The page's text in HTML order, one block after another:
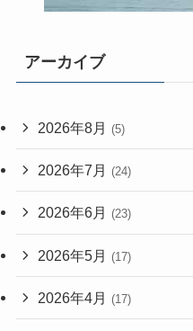
アーカイブ
2026年8月 (5)
2026年7月 (24)
2026年6月 (23)
2026年5月 (17)
2026年4月 (17)